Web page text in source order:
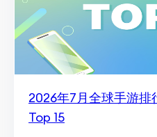
2026年7月全球手游排
Top 15